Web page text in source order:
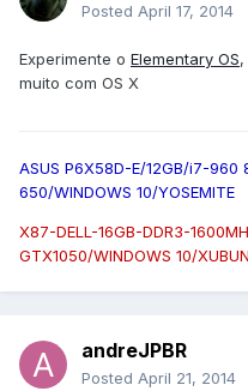
Posted April 17, 2014
Experimente o Elementary OS
muito com OS X
ASUS P6X58D-E/12GB/i7-960
650/WINDOWS 10/YOSEMITE
X87-DELL-16GB-DDR3-
GTX1050/WINDOWS 10/
andreJPBR
Posted April 21, 2014